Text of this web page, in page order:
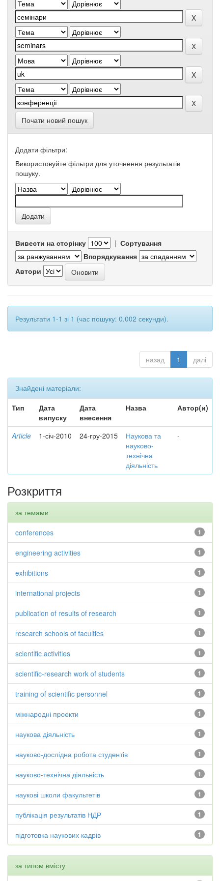
Почати новий пошук
Додати фільтри:
Використовуйте фільтри для уточнення результатів
пошуку.
Вивести на сторінку | Сортування
Впорядкування
Автори
Результати 1-1 зі 1 (час пошуку: 0.002 секунди).
назад 1 далі
Знайдені матеріали:
Тип
Дата
випуску
Дата
внесення
Назва Автор(и)
Article 1-січ-2010 24-гру-2015
Наукова та
науково-
технічна
діяльність
-
Розкриття
за темами
1
conferences
1
engineering activities
1
exhibitions
1
international projects
1
publication of results of research
1
research schools of faculties
1
scientific activities
1
scientific-research work of students
1
training of scientific personnel
1
міжнародні проекти
1
наукова діяльність
1
науково-дослідна робота студентів
1
науково-технічна діяльність
1
наукові школи факультетів
1
публікація результатів НДР
1
підготовка наукових кадрів
за типом вмісту